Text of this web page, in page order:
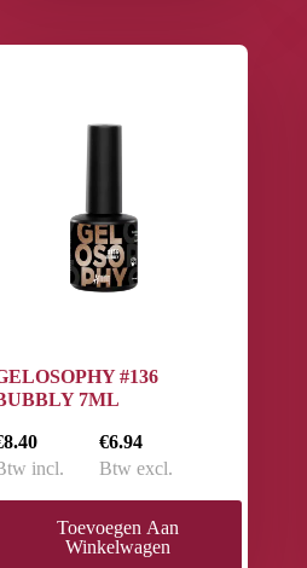
#136
7ML
incl.
€6.94
Btw excl.
Toevoegen Aan
Winkelwagen